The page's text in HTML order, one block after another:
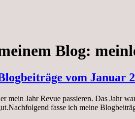
Blog:
vom Januar
Jahr Revue passieren. Das Jahr
fasse ich meine